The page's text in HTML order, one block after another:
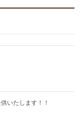
いたします！！